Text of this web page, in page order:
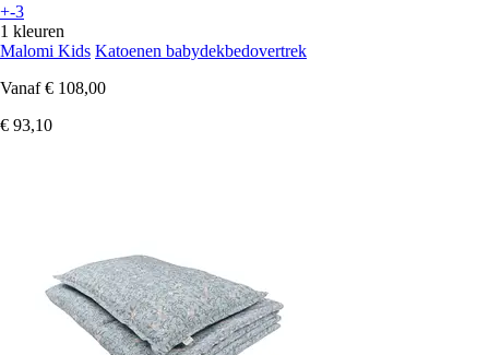
+-3
1 kleuren
Malomi Kids Katoenen babydekbedovertrek
Vanaf € 108,00
€ 93,10